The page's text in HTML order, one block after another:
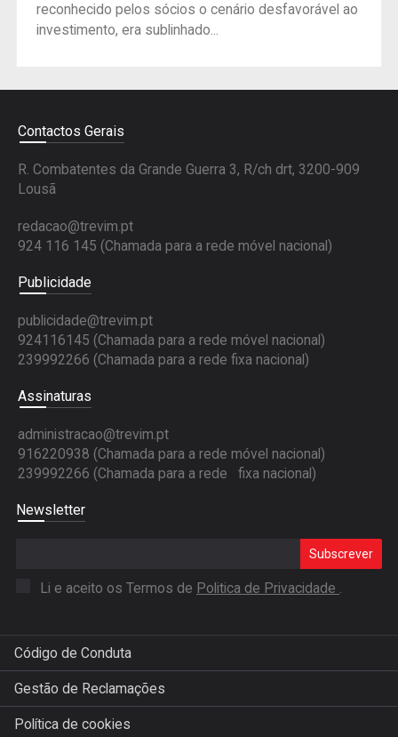
reconhecido pelos sócios o cenário desfavorável ao
investimento, era sublinhado...
Contactos Gerais
R. Combatentes da Grande Guerra 3, R/ch drt, 3200-909
Lousã
redacao@trevim.pt
924 116 145 (Chamada para a rede móvel nacional)
Publicidade
publicidade@trevim.pt
924116145 (Chamada para a rede móvel nacional)
239992266 (Chamada para a rede fixa nacional)
Assinaturas
administracao@trevim.pt
916220938 (Chamada para a rede móvel nacional)
239992266 (Chamada para a rede fixa nacional)
Newsletter
Subscrever
Li e aceito os Termos de Politica de Privacidade .
Código de Conduta
Gestão de Reclamações
Política de cookies